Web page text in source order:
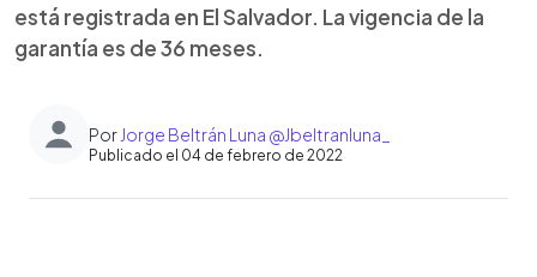
está registrada en El Salvador. La vigencia de la
garantía es de 36 meses.
Por Jorge Beltrán Luna @Jbeltranluna_
Publicado el 04 de febrero de 2022